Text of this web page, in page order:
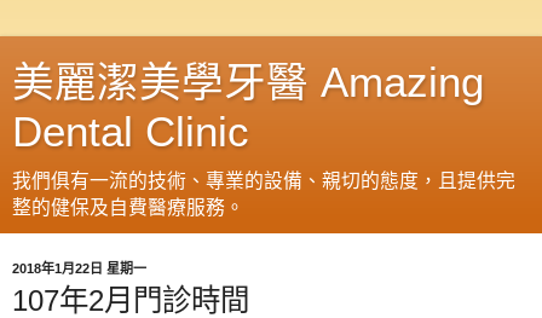
美麗潔美學牙醫 Amazing
Dental Clinic
我們俱有一流的技術、專業的設備、親切的態度，且提供完
整的健保及自費醫療服務。
2018年1月22日 星期一
107年2月門診時間